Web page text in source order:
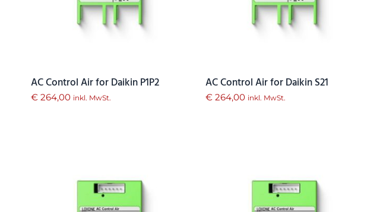
AC Control Air for Daikin P1P2
€ 264,00 inkl. MwSt.
AC Control Air for Daikin S21
€ 264,00 inkl. MwSt.